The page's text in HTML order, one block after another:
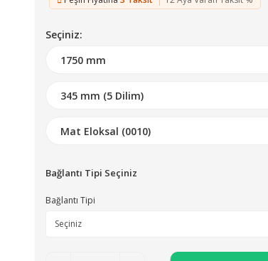
Seçiniz:
Bağlantı Tipi Seçiniz
Bağlantı Tipi